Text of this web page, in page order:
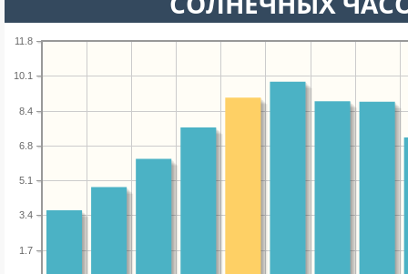
1.7
3.4
5.1
6.8
8.4
10.1
11.8